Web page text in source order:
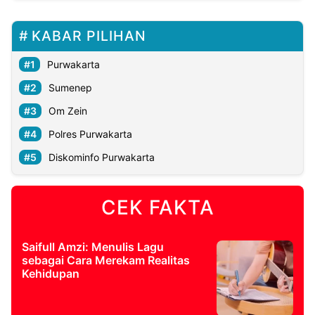
KABAR PILIHAN
Purwakarta
Sumenep
Om Zein
Polres Purwakarta
Diskominfo Purwakarta
CEK FAKTA
Saifull Amzi: Menulis Lagu
sebagai Cara Merekam Realitas
Kehidupan